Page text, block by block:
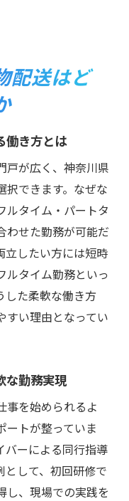
配送はど
働き方とは
戸が広く、神奈川県
択できます。なぜな
ルタイム・パートタ
わせた勤務が可能だ
立したい方には短時
ルタイム勤務といっ
した柔軟な働き方
すい理由となってい
な勤務実現
事を始められるよ
ートが整っていま
バーによる同行指導
として、初回研修で
し、現場での実践を